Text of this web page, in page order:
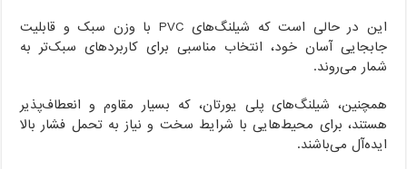
این در حالی است که شیلنگ‌های PVC با وزن سبک و قابلیت
جابجایی آسان خود، انتخاب مناسبی برای کاربردهای سبک‌تر به
شمار می‌روند.
همچنین، شیلنگ‌های پلی یورتان، که بسیار مقاوم و انعطاف‌پذیر
هستند، برای محیط‌هایی با شرایط سخت و نیاز به تحمل فشار بالا
ایده‌آل می‌باشند.